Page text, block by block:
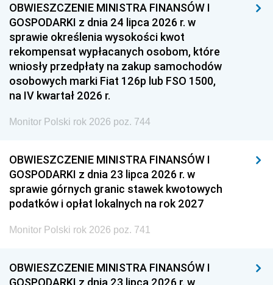
OBWIESZCZENIE MINISTRA FINANSÓW I
GOSPODARKI z dnia 24 lipca 2026 r. w
sprawie określenia wysokości kwot
rekompensat wypłacanych osobom, które
wniosły przedpłaty na zakup samochodów
osobowych marki Fiat 126p lub FSO 1500,
na IV kwartał 2026 r.
Monitor Polski rok 2026 poz. 744
OBWIESZCZENIE MINISTRA FINANSÓW I
GOSPODARKI z dnia 23 lipca 2026 r. w
sprawie górnych granic stawek kwotowych
podatków i opłat lokalnych na rok 2027
Monitor Polski rok 2026 poz. 741
OBWIESZCZENIE MINISTRA FINANSÓW I